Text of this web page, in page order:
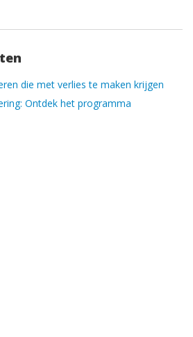
die met verlies te maken krijgen
Ontdek het programma